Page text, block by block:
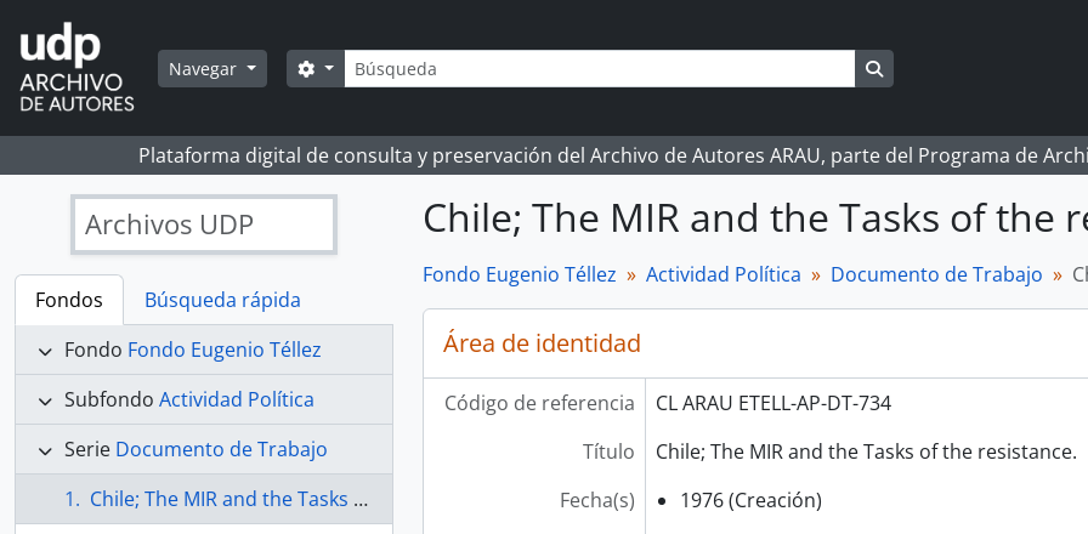
Skip to main content
Navegar Búsqueda
Search options
Plataforma digital de consulta y preservación del Archivo de Autores ARAU, parte del Programa de
Archivos UDP
Fondos
Búsqueda rápida
Fondo Fondo Eugenio Téllez
Subfondo Actividad Política
Serie Documento de Trabajo
Chile; The MIR and the Tasks of the resistance.
Chile; The MIR and the Tasks of the
Fondo Eugenio Téllez Actividad Política Documento de Trabajo
Área de identidad
Código de referencia
CL ARAU ETELL-AP-DT-734
Título
Chile; The MIR and the Tasks of the resistance.
Fecha(s)
1976 (Creación)